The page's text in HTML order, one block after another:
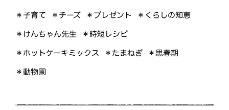
＊子育て ＊チーズ ＊プレゼント ＊くらしの知恵
＊けんちゃん先生 ＊時短レシピ
＊ホットケーキミックス ＊たまねぎ ＊思春期
＊動物園